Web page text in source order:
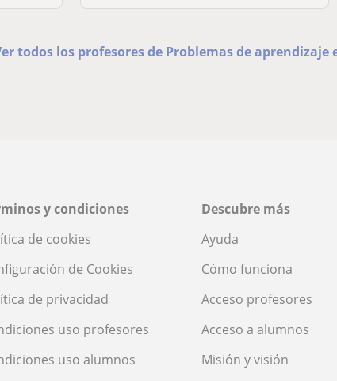
todos los profesores de Problemas de aprendizaje
y condiciones
de cookies
de Cookies
de privacidad
uso profesores
uso alumnos
Descubre más
Ayuda
Cómo funciona
Acceso profesores
Acceso a alumnos
Misión y visión